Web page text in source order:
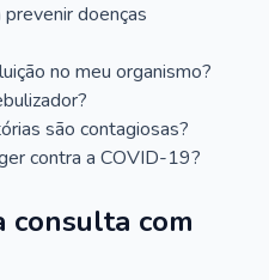
doenças
no meu organismo?
são contagiosas?
contra a COVID-19?
consulta com